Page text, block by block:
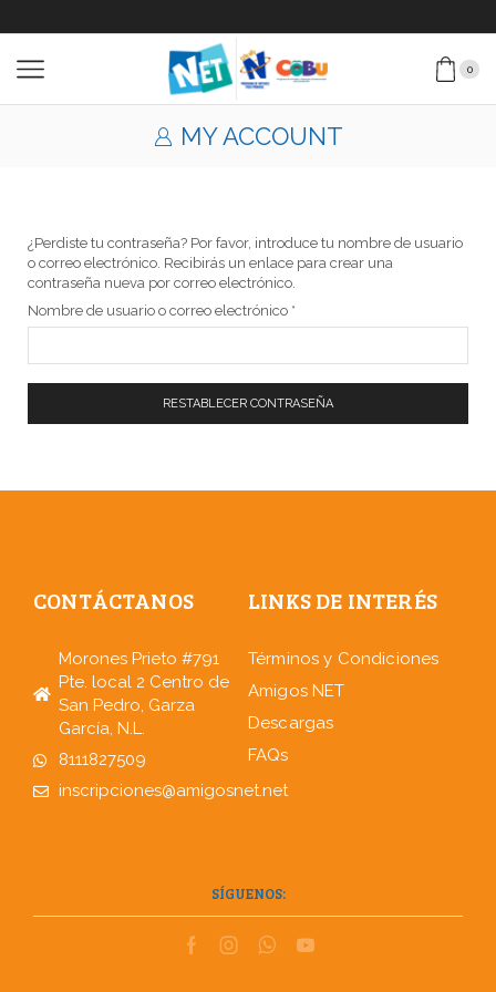
0
MY ACCOUNT
¿Perdiste tu contraseña? Por favor, introduce tu nombre de usuario
o correo electrónico. Recibirás un enlace para crear una
contraseña nueva por correo electrónico.
Nombre de usuario o correo electrónico *
RESTABLECER CONTRASEÑA
CONTÁCTANOS
Morones Prieto #791
Pte. local 2 Centro de
San Pedro, Garza
García, N.L.
8111827509
inscripciones@amigosnet.net
LINKS DE INTERÉS
Términos y Condiciones
Amigos NET
Descargas
FAQs
SÍGUENOS: